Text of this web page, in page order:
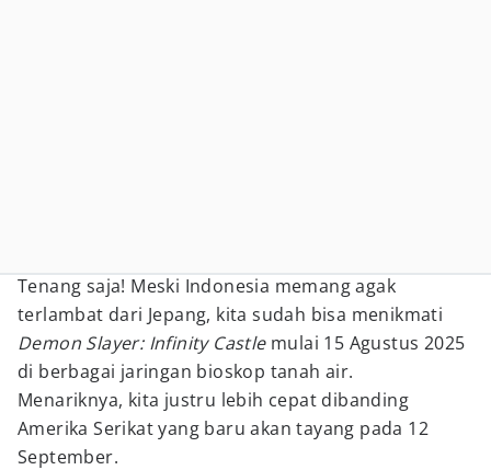
Tenang saja! Meski Indonesia memang agak
terlambat dari Jepang, kita sudah bisa menikmati
Demon Slayer: Infinity Castlemulai 15 Agustus 2025
di berbagai jaringan bioskop tanah air.
Menariknya, kita justru lebih cepat dibanding
Amerika Serikat yang baru akan tayang pada 12
September.